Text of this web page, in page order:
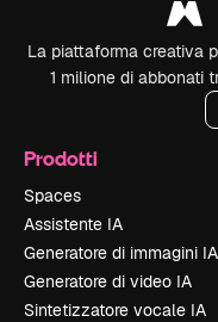
La piattaforma creativa
1 milione di abbonati
Prodotti
Spaces
Assistente IA
Generatore di immagini IA
Generatore di video IA
Sintetizzatore vocale IA